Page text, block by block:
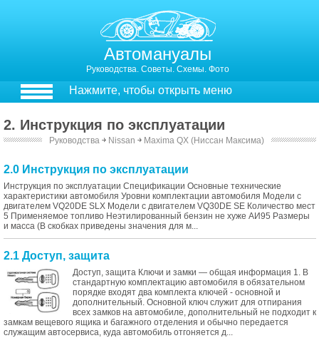
Автомануалы
Руководства. Советы. Схемы. Фото
Нажмите, чтобы открыть меню
2. Инструкция по эксплуатации
Руководства ￫ Nissan ￫ Maxima QX (Ниссан Максима)
2.0 Инструкция по эксплуатации
Инструкция по эксплуатации Спецификации Основные технические
характеристики автомобиля Уровни комплектации автомобиля Модели с
двигателем VQ20DE SLX Модели с двигателем VQ30DE SE Количество мест
5 Применяемое топливо Неэтилированный бензин не хуже АИ95 Размеры
и масса (В скобках приведены значения для м...
2.1 Доступ, защита
Доступ, защита Ключи и замки — общая информация 1. В
стандартную комплектацию автомобиля в обязательном
порядке входят два комплекта ключей - основной и
дополнительный. Основной ключ служит для отпирания
всех замков на автомобиле, дополнительный не подходит к
замкам вещевого ящика и багажного отделения и обычно передается
служащим автосервиса, куда автомобиль отгоняется д...